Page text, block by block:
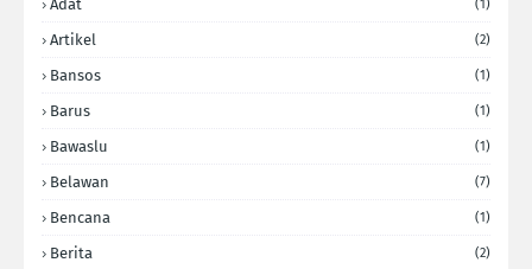
Adat (1)
Artikel (2)
Bansos (1)
Barus (1)
Bawaslu (1)
Belawan (7)
Bencana (1)
Berita (2)